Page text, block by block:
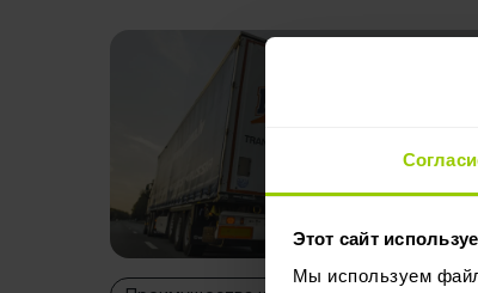
Этот сайт
Мы используем